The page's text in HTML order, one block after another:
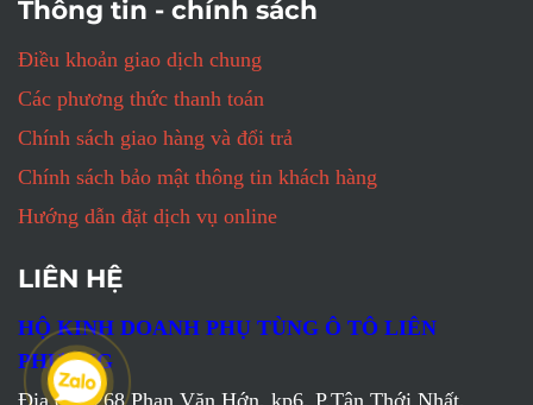
Thông tin - chính sách
Điều khoản giao dịch chung
Các phương thức thanh toán
Chính sách giao hàng và đổi trả
Chính sách bảo mật thông tin khách hàng
Hướng dẫn đặt dịch vụ online
LIÊN HỆ
HỘ KINH DOANH PHỤ TÙNG Ô TÔ LIÊN
PHƯƠNG
Địa chỉ: 268 Phan Văn Hớn, kp6, P.Tân Thới Nhất,